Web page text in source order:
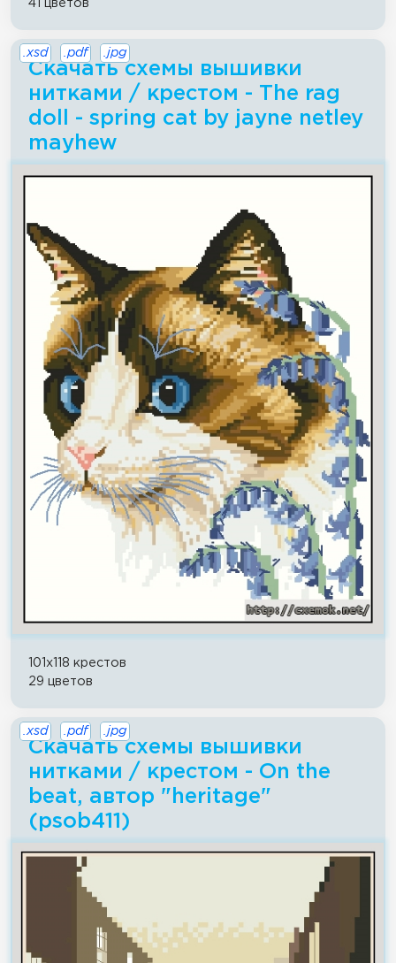
41 цветов
Скачать схемы вышивки
нитками / крестом - The rag
doll - spring cat by jayne netley
mayhew
.xsd .pdf .jpg
101x118 крестов
29 цветов
Скачать схемы вышивки
нитками / крестом - On the
beat, автор "heritage"
(psob411)
.xsd .pdf .jpg